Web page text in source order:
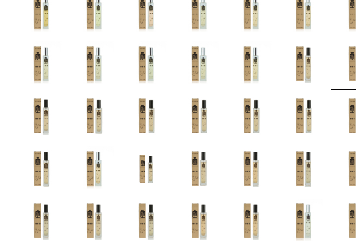
MAQUIFARMA
KOREA ZONE
TRAVEL SIZE
NATURE
OFFRES
ILS SONT REVENUS!